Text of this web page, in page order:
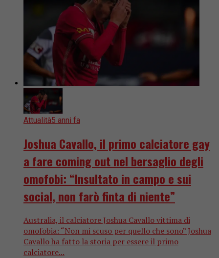
Attualità5 anni fa
Joshua Cavallo, il primo calciatore gay
a fare coming out nel bersaglio degli
omofobi: “Insultato in campo e sui
social, non farò finta di niente”
Australia, il calciatore Joshua Cavallo vittima di
omofobia: “Non mi scuso per quello che sono” Joshua
Cavallo ha fatto la storia per essere il primo
calciatore...